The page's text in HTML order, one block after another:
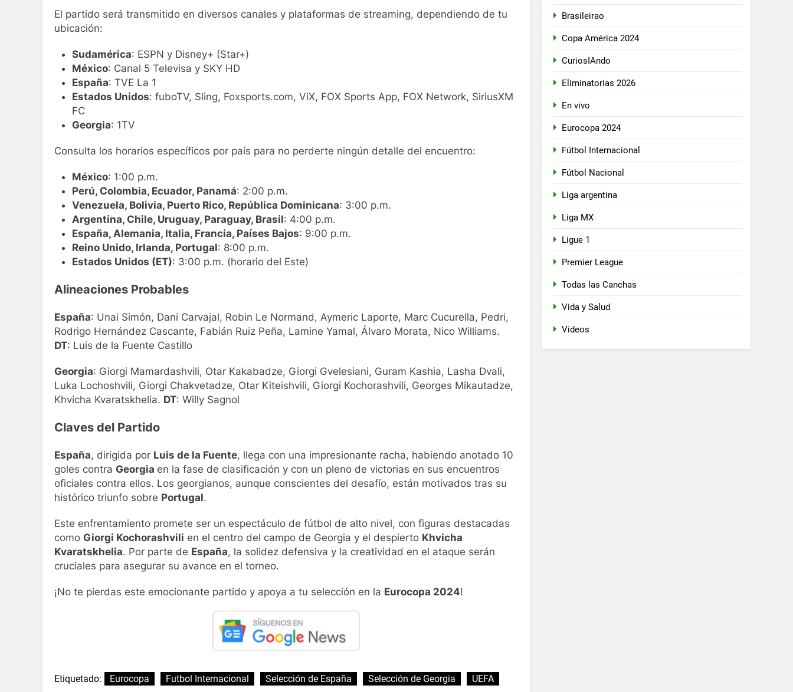
El partido será transmitido en diversos canales y plataformas de streaming, dependiendo de tu
ubicación:
Sudamérica: ESPN y Disney+ (Star+)
México: Canal 5 Televisa y SKY HD
España: TVE La 1
Estados Unidos: fuboTV, Sling, Foxsports.com, ViX, FOX Sports App, FOX Network, SiriusXM
FC
Georgia: 1TV
Consulta los horarios específicos por país para no perderte ningún detalle del encuentro:
México: 1:00 p.m.
Perú, Colombia, Ecuador, Panamá: 2:00 p.m.
Venezuela, Bolivia, Puerto Rico, República Dominicana: 3:00 p.m.
Argentina, Chile, Uruguay, Paraguay, Brasil: 4:00 p.m.
España, Alemania, Italia, Francia, Países Bajos: 9:00 p.m.
Reino Unido, Irlanda, Portugal: 8:00 p.m.
Estados Unidos (ET): 3:00 p.m. (horario del Este)
Alineaciones Probables
España: Unai Simón, Dani Carvajal, Robin Le Normand, Aymeric Laporte, Marc Cucurella, Pedri,
Rodrigo Hernández Cascante, Fabián Ruiz Peña, Lamine Yamal, Álvaro Morata, Nico Williams.
DT: Luis de la Fuente Castillo
Georgia: Giorgi Mamardashvili, Otar Kakabadze, Giorgi Gvelesiani, Guram Kashia, Lasha Dvali,
Luka Lochoshvili, Giorgi Chakvetadze, Otar Kiteishvili, Giorgi Kochorashvili, Georges Mikautadze,
Khvicha Kvaratskhelia. DT: Willy Sagnol
Claves del Partido
España, dirigida por Luis de la Fuente, llega con una impresionante racha, habiendo anotado 10
goles contra Georgia en la fase de clasificación y con un pleno de victorias en sus encuentros
oficiales contra ellos. Los georgianos, aunque conscientes del desafío, están motivados tras su
histórico triunfo sobre Portugal.
Este enfrentamiento promete ser un espectáculo de fútbol de alto nivel, con figuras destacadas
como Giorgi Kochorashvili en el centro del campo de Georgia y el despierto Khvicha
Kvaratskhelia. Por parte de España, la solidez defensiva y la creatividad en el ataque serán
cruciales para asegurar su avance en el torneo.
¡No te pierdas este emocionante partido y apoya a tu selección en la Eurocopa 2024!
Etiquetado: Eurocopa Futbol Internacional Selección de España Selección de Georgia UEFA
Brasileirao
Copa América 2024
CuriosIAndo
Eliminatorias 2026
En vivo
Eurocopa 2024
Fútbol Internacional
Fútbol Nacional
Liga argentina
Liga MX
Ligue 1
Premier League
Todas las Canchas
Vida y Salud
Videos